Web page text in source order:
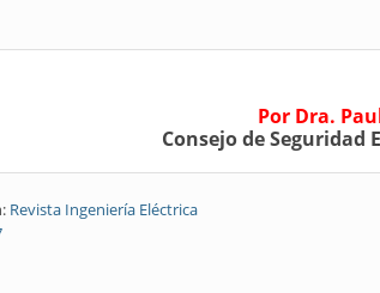
Por Dra.
Consejo de Seguridad
Revista Ingeniería Eléctrica